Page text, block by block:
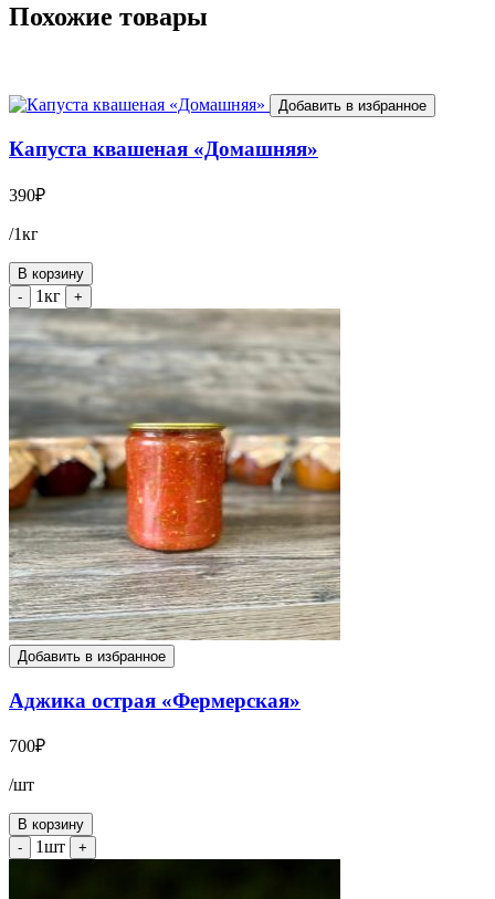
Похожие товары
Добавить в избранное
Капуста квашеная «Домашняя»
390₽
/1кг
В корзину
-
1кг +
Добавить в избранное
Аджика острая «Фермерская»
700₽
/шт
В корзину
-
1шт +